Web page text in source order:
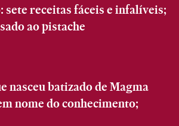
receitas fáceis e infalíveis;
ao pistache
nasceu batizado de Magma
nome do conhecimento;